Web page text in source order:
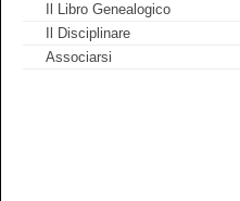
Il Libro Genealogico
Il Disciplinare
Associarsi